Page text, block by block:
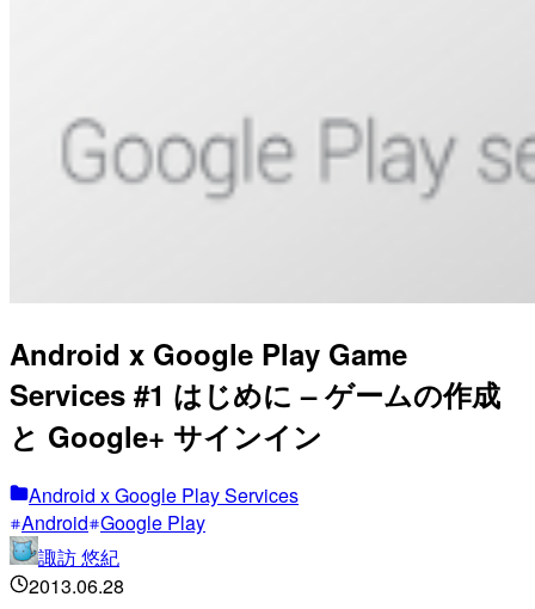
Android x Google Play Game
Services #1 はじめに – ゲームの作成
と Google+ サインイン
Android x Google Play Services
Android Google Play
諏訪 悠紀
2013.06.28